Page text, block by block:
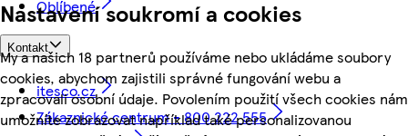
Nastavení soukromí a cookies
My a našich 18 partnerů používáme nebo ukládáme soubory
cookies, abychom zajistili správné fungování webu a
zpracovali osobní údaje. Povolením použití všech cookies nám
umožníte zobrazovat například také personalizovanou
Oblíbené
Kontakt
itesco.cz
Zákaznické centrum - 800 222 555